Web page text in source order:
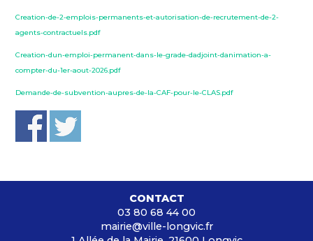
Creation-de-2-emplois-permanents-et-autorisation-de-recrutement-de-2-
agents-contractuels.pdf
Creation-dun-emploi-permanent-dans-le-grade-dadjoint-danimation-a-
compter-du-1er-aout-2026.pdf
Demande-de-subvention-aupres-de-la-CAF-pour-le-CLAS.pdf
CONTACT
03 80 68 44 00
mairie@ville-longvic.fr